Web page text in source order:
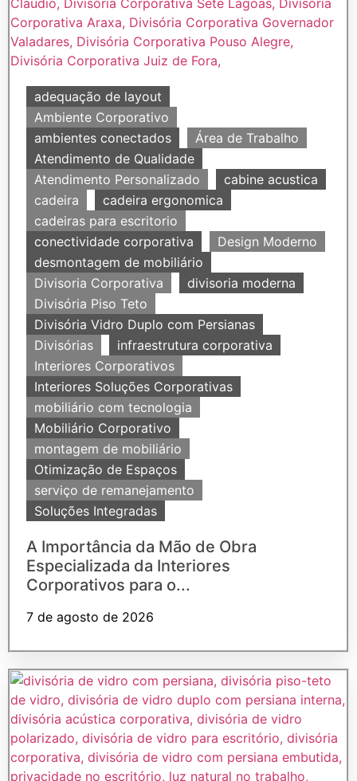
adequação de layout
Ambiente Corporativo
ambientes conectados
Área de Trabalho
Atendimento de Qualidade
Atendimento Personalizado
cabine acustica
cadeira
cadeira ergonomica
cadeiras para escritorio
conectividade corporativa
Design Moderno
desmontagem de mobiliário
Divisoria Corporativa
divisoria moderna
Divisória Piso Teto
Divisória Vidro Duplo com Persianas
Divisórias
infraestrutura corporativa
Interiores Corporativos
Interiores Soluções Corporativas
mobiliário com tecnologia
Mobiliário Corporativo
montagem de mobiliário
Otimização de Espaços
serviço de remanejamento
Soluções Integradas
A Importância da Mão de Obra
Especializada da Interiores
Corporativos para o...
7 de agosto de 2026